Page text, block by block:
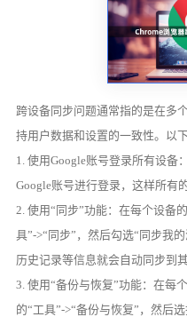
跨设备同步问题通常指的是在多
持用户数据和设置的一致性。以
1. 使用Google账号登录所有设备
Google账号进行登录，这样所有
2. 使用“同步”功能：在每个设备
具”->“同步”，然后勾选“同步我
历史记录等信息就会自动同步到其
3. 使用“备份与恢复”功能：在每
的“工具”->“备份与恢复”，然后